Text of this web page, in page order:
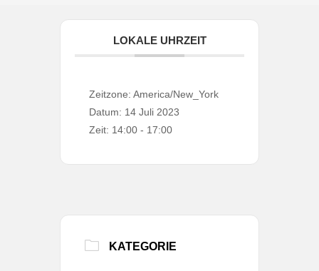
LOKALE UHRZEIT
Zeitzone: America/New_York
Datum: 14 Juli 2023
Zeit: 14:00 - 17:00
KATEGORIE